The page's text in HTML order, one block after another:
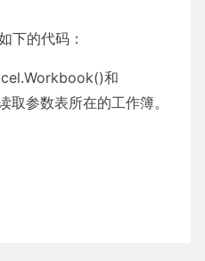
下的代码：
和
参数表所在的工作簿。